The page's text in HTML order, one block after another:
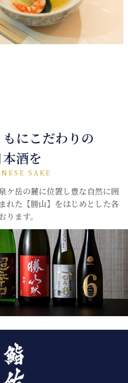
にこだわりの
本酒を
SAKE
ケ岳の麓に位置し豊な自然に囲
れた【勝山】をはじめとした各
ます。